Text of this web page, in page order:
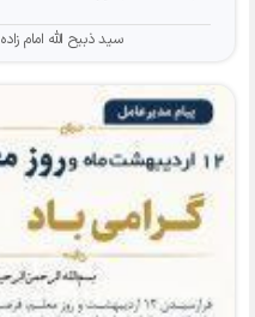
سید ذبیح الله امام زاده